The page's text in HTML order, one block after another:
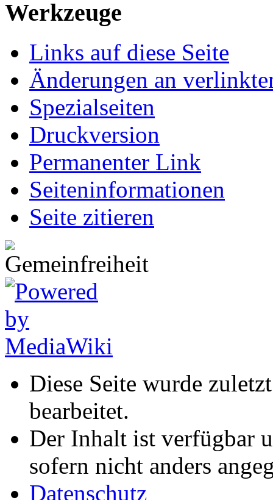
Werkzeuge
Links auf diese Seite
Änderungen an
Spezialseiten
Druckversion
Permanenter Link
Seiten­informationen
Seite zitieren
Diese Seite wurde
bearbeitet.
Der Inhalt ist verfügbar
sofern nicht anders
Datenschutz